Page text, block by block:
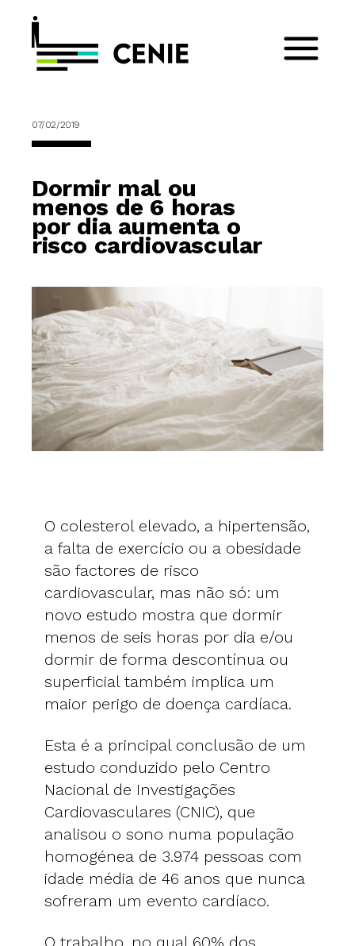
07/02/2019
Dormir mal ou
menos de 6 horas
por dia aumenta o
risco cardiovascular
O colesterol elevado, a hipertensão,
a falta de exercício ou a obesidade
são factores de risco
cardiovascular, mas não só: um
novo estudo mostra que dormir
menos de seis horas por dia e/ou
dormir de forma descontínua ou
superficial também implica um
maior perigo de doença cardíaca.
Esta é a principal conclusão de um
estudo conduzido pelo Centro
Nacional de Investigações
Cardiovasculares (CNIC), que
analisou o sono numa população
homogénea de 3.974 pessoas com
idade média de 46 anos que nunca
sofreram um evento cardíaco.
O trabalho, no qual 60% dos